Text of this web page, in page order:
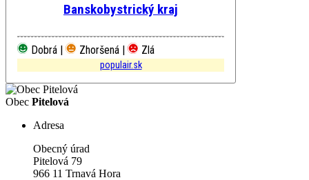
Banskobystrický kraj
Dobrá | Zhoršená | Zlá
populair.sk
Obec Pitelová
Adresa
Obecný úrad
Pitelová 79
966 11 Trnavá Hora